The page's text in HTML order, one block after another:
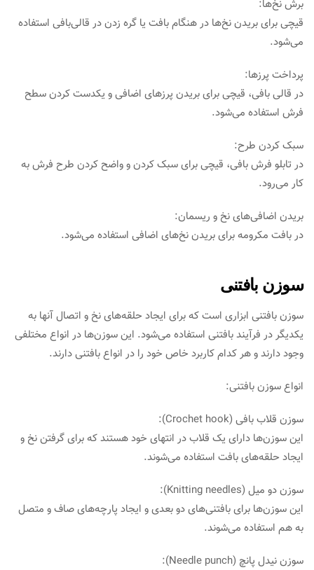
برش نخ‌ها:
قیچی برای بریدن نخ‌ها در هنگام بافت یا گره زدن در قالی‌بافی استفاده
می‌شود.
پرداخت پرزها:
در قالی بافی، قیچی برای بریدن پرزهای اضافی و یکدست کردن سطح
فرش استفاده می‌شود.
سبک کردن طرح:
در تابلو فرش بافی، قیچی برای سبک کردن و واضح کردن طرح فرش به
کار می‌رود.
بریدن اضافی‌های نخ و ریسمان:
در بافت مکرومه برای بریدن نخ‌های اضافی استفاده می‌شود.
سوزن بافتنی
سوزن بافتنی ابزاری است که برای ایجاد حلقه‌های نخ و اتصال آنها به
یکدیگر در فرآیند بافتنی استفاده می‌شود. این سوزن‌ها در انواع مختلفی
وجود دارند و هر کدام کاربرد خاص خود را در انواع بافتنی دارند.
انواع سوزن بافتنی:
سوزن قلاب بافی (Crochet hook):
این سوزن‌ها دارای یک قلاب در انتهای خود هستند که برای گرفتن نخ و
ایجاد حلقه‌های بافت استفاده می‌شوند.
سوزن دو میل (Knitting needles):
این سوزن‌ها برای بافتنی‌های دو بعدی و ایجاد پارچه‌های صاف و متصل
به هم استفاده می‌شوند.
سوزن نیدل پانچ (Needle punch):